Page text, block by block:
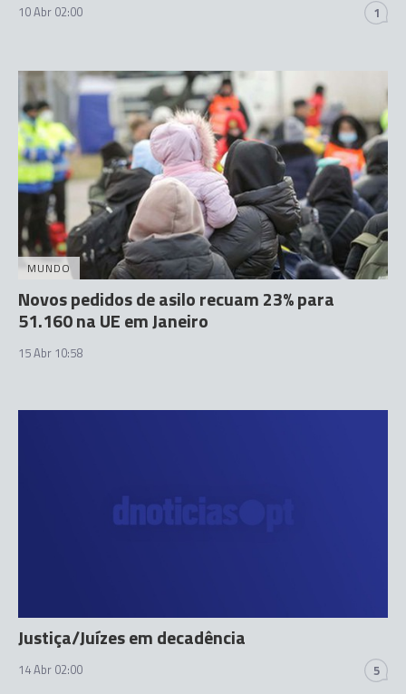
10 Abr 02:00 1
MUNDO
Novos pedidos de asilo recuam 23% para
51.160 na UE em Janeiro
15 Abr 10:58
Justiça/Juízes em decadência
14 Abr 02:00 5